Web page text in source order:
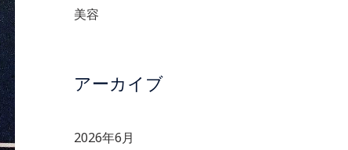
美容
アーカイブ
2026年6月